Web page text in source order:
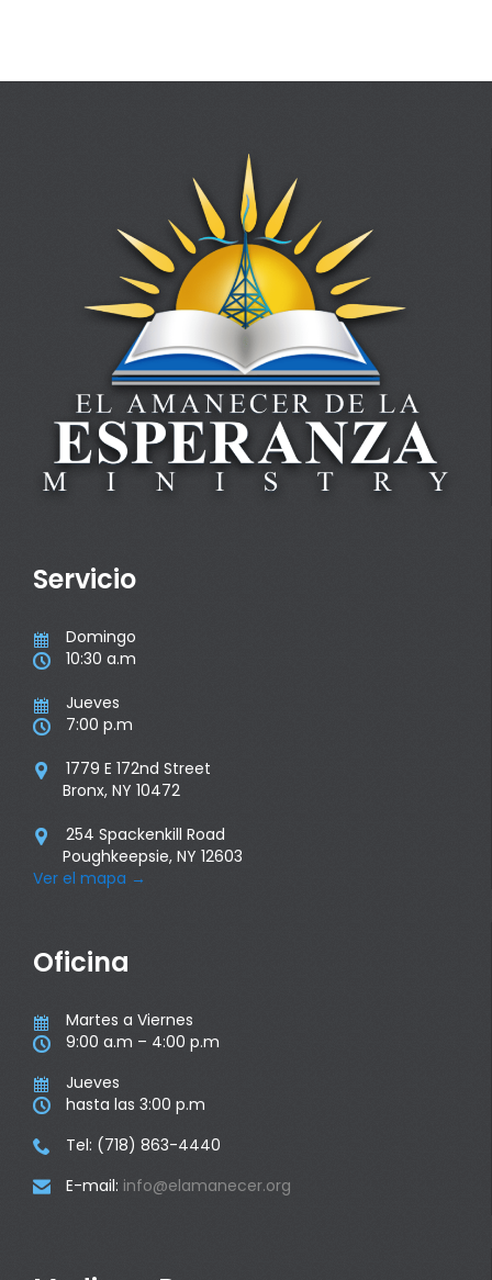
Servicio
 Domingo
 10:30 a.m
 Jueves
 7:00 p.m

1779 E 172nd Street
Bronx, NY 10472

254 Spackenkill Road
Poughkeepsie, NY 12603
Ver el mapa →
Oficina
 Martes a Viernes
 9:00 a.m – 4:00 p.m
 Jueves
 hasta las 3:00 p.m
 Tel: (718) 863-4440
 E-mail: info@elamanecer.org